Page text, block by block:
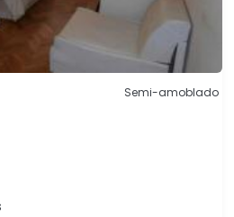
Semi-amoblado